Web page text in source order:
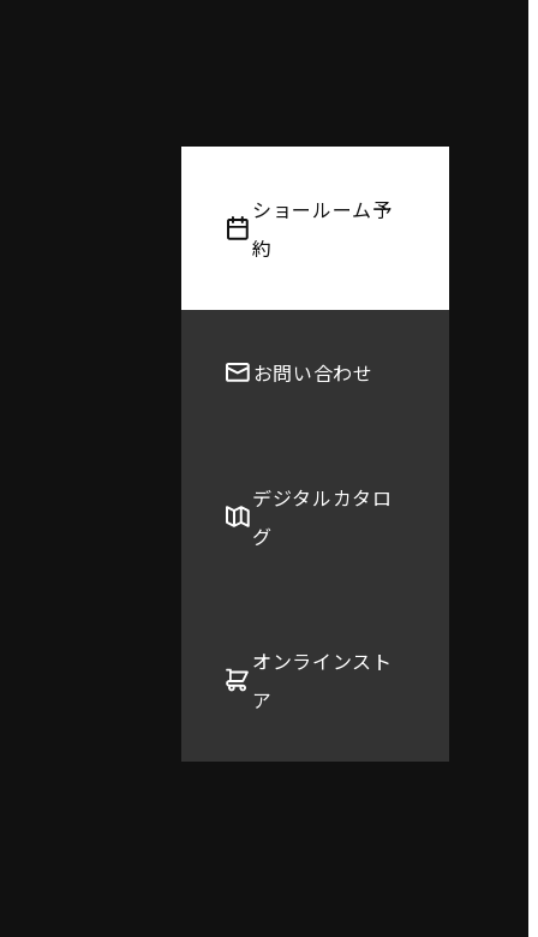
ショールーム予
約
お問い合わせ
デジタルカタロ
グ
オンラインスト
ア